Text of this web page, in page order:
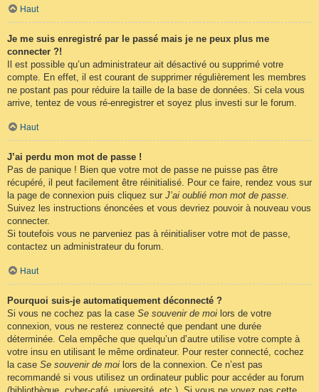
Haut
Je me suis enregistré par le passé mais je ne peux plus me
connecter ?!
Il est possible qu’un administrateur ait désactivé ou supprimé votre
compte. En effet, il est courant de supprimer régulièrement les membres
ne postant pas pour réduire la taille de la base de données. Si cela vous
arrive, tentez de vous ré-enregistrer et soyez plus investi sur le forum.
Haut
J’ai perdu mon mot de passe !
Pas de panique ! Bien que votre mot de passe ne puisse pas être
récupéré, il peut facilement être réinitialisé. Pour ce faire, rendez vous sur
la page de connexion puis cliquez sur J’ai oublié mon mot de passe.
Suivez les instructions énoncées et vous devriez pouvoir à nouveau vous
connecter.
Si toutefois vous ne parveniez pas à réinitialiser votre mot de passe,
contactez un administrateur du forum.
Haut
Pourquoi suis-je automatiquement déconnecté ?
Si vous ne cochez pas la case Se souvenir de moi lors de votre
connexion, vous ne resterez connecté que pendant une durée
déterminée. Cela empêche que quelqu’un d’autre utilise votre compte à
votre insu en utilisant le même ordinateur. Pour rester connecté, cochez
la case Se souvenir de moi lors de la connexion. Ce n’est pas
recommandé si vous utilisez un ordinateur public pour accéder au forum